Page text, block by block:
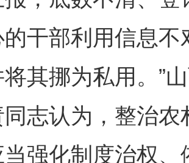
干部利用信息
其挪为私用。”
志认为，整治农
强化制度治权